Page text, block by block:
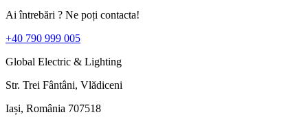
Ai întrebări ? Ne poți contacta!
+40 790 999 005
Global Electric & Lighting
Str. Trei Fântâni, Vlădiceni
Iași, România 707518